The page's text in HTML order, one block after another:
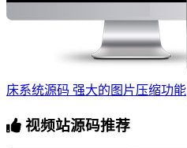
床系统源码 强大的图片压缩功能
视频站源码推荐